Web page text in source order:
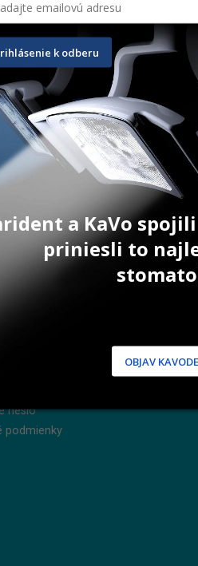
Platí na
(nie je
Platí
potom
20 g
69,90
ZOBRAZIŤ
heslo
podmienky
k odberu
a KaVo
priniesli to
OBJAV